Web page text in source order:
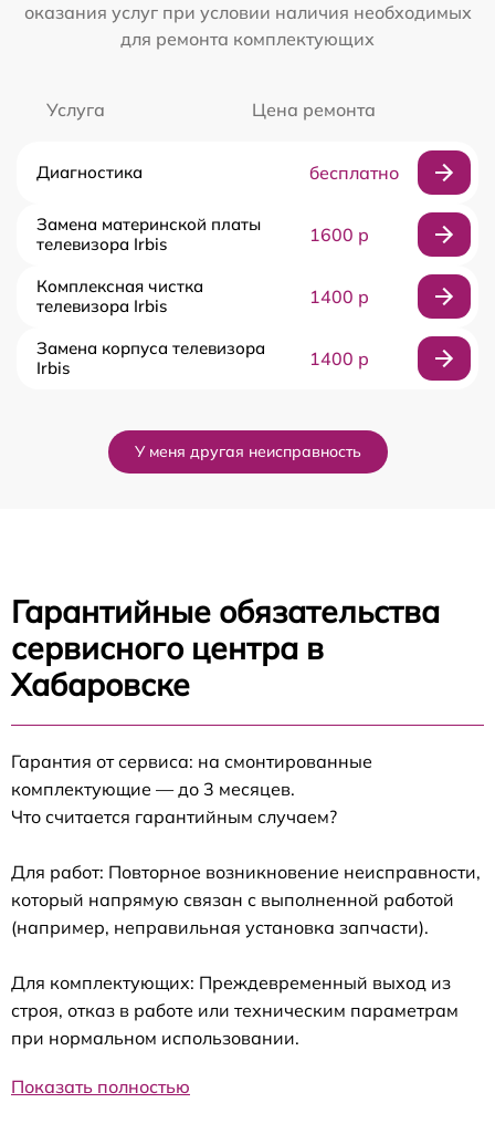
оказания услуг при условии наличия необходимых
для ремонта комплектующих
Услуга Цена ремонта
Диагностика бесплатно
Замена материнской платы
телевизора Irbis
1600 р
Комплексная чистка
телевизора Irbis
1400 р
Замена корпуса телевизора
Irbis
1400 р
У меня другая неисправность
Гарантийные обязательства
сервисного центра в
Хабаровске
Гарантия от сервиса: на смонтированные
комплектующие — до 3 месяцев.
Что считается гарантийным случаем?
Для работ: Повторное возникновение неисправности,
который напрямую связан с выполненной работой
(например, неправильная установка запчасти).
Для комплектующих: Преждевременный выход из
строя, отказ в работе или техническим параметрам
при нормальном использовании.
Показать полностью